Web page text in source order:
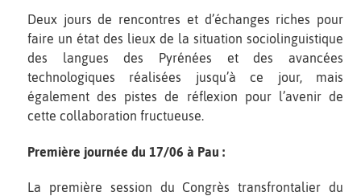
Deux jours de rencontres et d’échanges riches pour
faire un état des lieux de la situation sociolinguistique
des langues des Pyrénées et des avancées
technologiques réalisées jusqu’à ce jour, mais
également des pistes de réflexion pour l’avenir de
cette collaboration fructueuse.
Première journée du 17/06 à Pau :
La première session du Congrès transfrontalier du